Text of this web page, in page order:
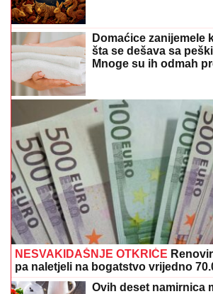
Domaćice zanijemele
šta se dešava sa
Mnoge su ih odmah
NESVAKIDAŠNJE OTKRIĆE
pa naletjeli na bogatstvo vrijedno
Ovih deset namirnica